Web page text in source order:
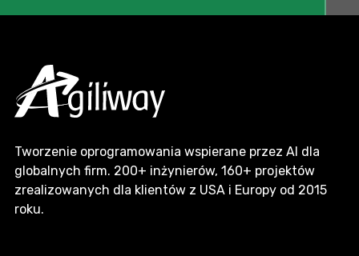
Tworzenie oprogramowania wspierane przez AI dla
globalnych firm. 200+ inżynierów, 160+ projektów
zrealizowanych dla klientów z USA i Europy od 2015
roku.